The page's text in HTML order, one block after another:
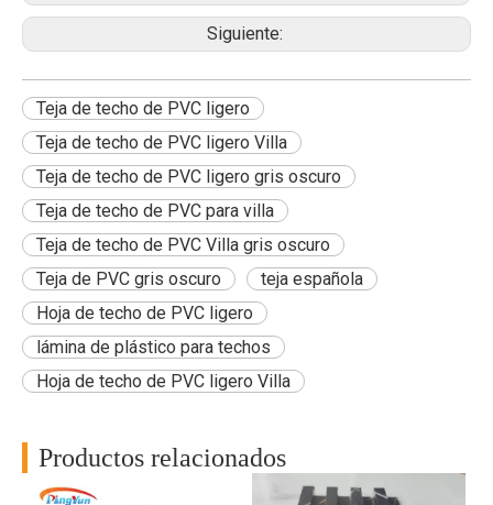
Siguiente:
Teja de techo de PVC ligero
Teja de techo de PVC ligero Villa
Teja de techo de PVC ligero gris oscuro
Teja de techo de PVC para villa
Teja de techo de PVC Villa gris oscuro
Teja de PVC gris oscuro
teja española
Hoja de techo de PVC ligero
lámina de plástico para techos
Hoja de techo de PVC ligero Villa
Productos relacionados